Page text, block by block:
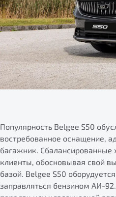
Популярность Belgee S50
востребованное оснащение,
багажник. Сбалансированные
клиенты, обосновывая свой
базой. Belgee S50
заправляться бензином АИ-